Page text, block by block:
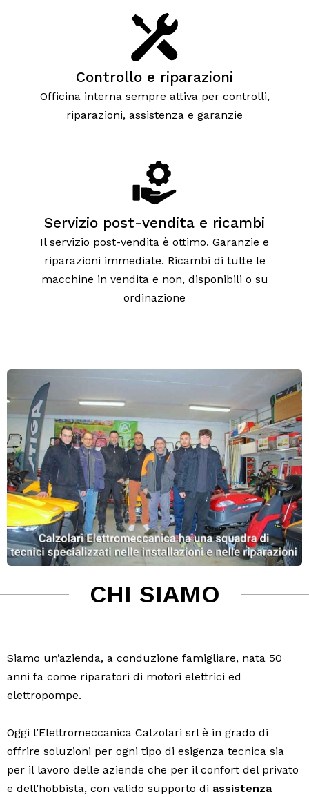
Controllo e riparazioni
Officina interna sempre attiva per controlli,
riparazioni, assistenza e garanzie
Servizio post-vendita e ricambi
Il servizio post-vendita è ottimo. Garanzie e
riparazioni immediate. Ricambi di tutte le
macchine in vendita e non, disponibili o su
ordinazione
CHI SIAMO
Siamo un’azienda, a conduzione famigliare, nata 50
anni fa come riparatori di motori elettrici ed
elettropompe.
Oggi l’Elettromeccanica Calzolari srl è in grado di
offrire soluzioni per ogni tipo di esigenza tecnica sia
per il lavoro delle aziende che per il confort del privato
e dell’hobbista, con valido supporto di assistenza